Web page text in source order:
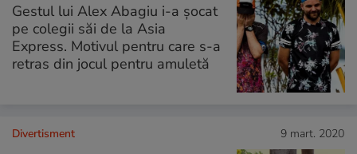
Gestul lui Alex Abagiu i-a șocat
pe colegii săi de la Asia
Express. Motivul pentru care s-a
retras din jocul pentru amuletă
Divertisment 9 mart. 2020